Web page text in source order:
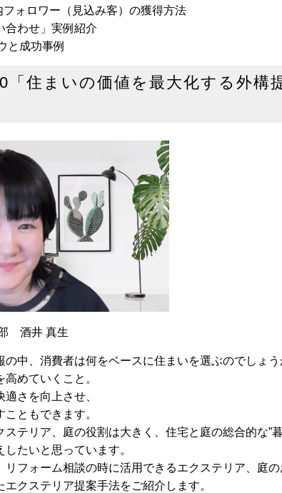
ォロワー（見込み客）の獲得方法
合わせ」実例紹介
と成功事例
住まいの価値を最大化する外構
酒井 真生
中、消費者は何をベースに住まいを選ぶのでしょう
めていくこと。
さを向上させ、
ともできます。
テリア、庭の役割は大きく、住宅と庭の総合的な”
たいと思っています。
フォーム相談の時に活用できるエクステリア、庭の
クステリア提案手法をご紹介します。